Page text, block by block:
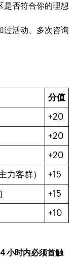
是否符合你的理想
过活动、多次咨询
分值
+20
+20
+20
力客群）
+15
+15
+10
小时内必须首触